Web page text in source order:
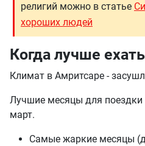
религий можно в статье
хороших людей
Когда лучше
Климат в Амритсаре -
Лучшие месяцы для поездки
март.
Самые жаркие месяцы